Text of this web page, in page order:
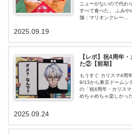
ニューがないので代わ
すべて食べた。 ふみや
舗：マリオンクレー...
2025.09.19
【レポ】祝4周年
た②【前期】
もうすぐ カリスマ4周
9/13から東京ドームシ
の「祝4周年・カリス
めちゃめちゃ楽しかっ
2025.09.24